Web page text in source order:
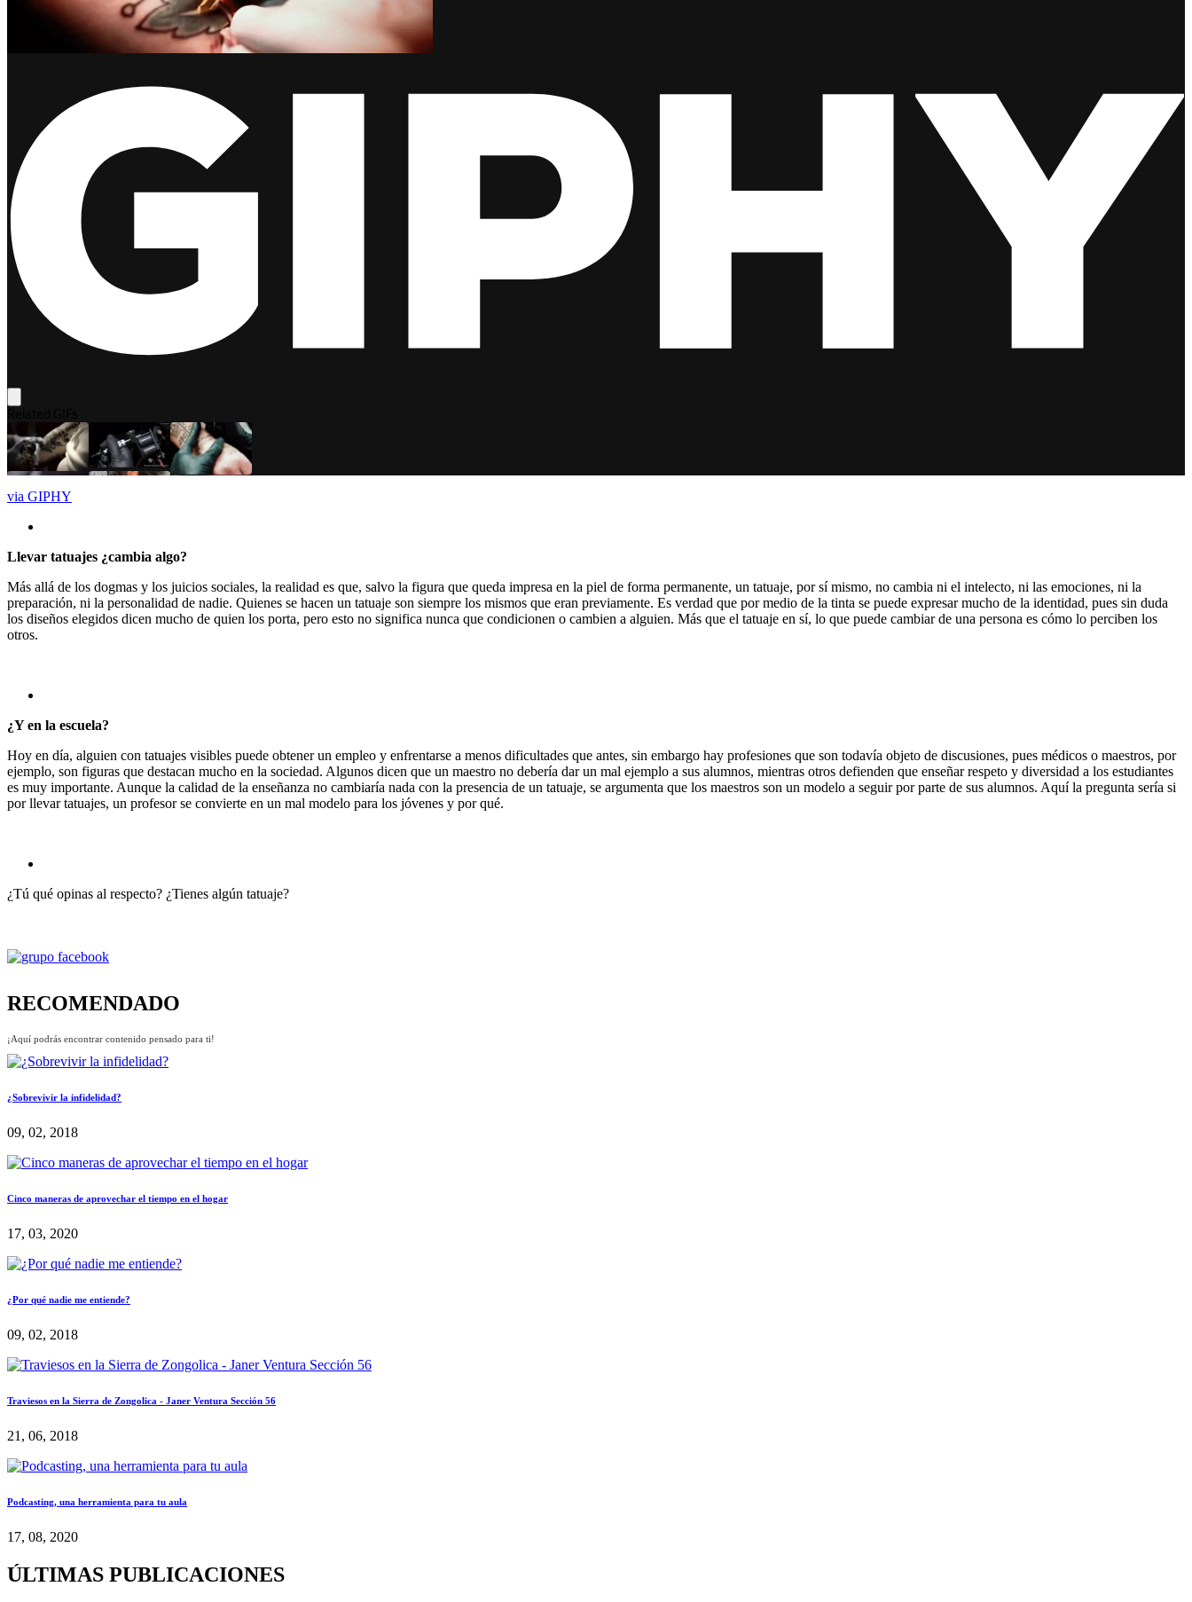
via GIPHY
Llevar tatuajes ¿cambia algo?
Más allá de los dogmas y los juicios sociales, la realidad es que, salvo la figura que queda impresa en la piel de forma permanente, un tatuaje, por sí mismo, no cambia ni el intelecto, ni las emociones, ni la
preparación, ni la personalidad de nadie. Quienes se hacen un tatuaje son siempre los mismos que eran previamente. Es verdad que por medio de la tinta se puede expresar mucho de la identidad, pues sin duda
los diseños elegidos dicen mucho de quien los porta, pero esto no significa nunca que condicionen o cambien a alguien. Más que el tatuaje en sí, lo que puede cambiar de una persona es cómo lo perciben los
otros.
¿Y en la escuela?
Hoy en día, alguien con tatuajes visibles puede obtener un empleo y enfrentarse a menos dificultades que antes, sin embargo hay profesiones que son todavía objeto de discusiones, pues médicos o maestros, por
ejemplo, son figuras que destacan mucho en la sociedad. Algunos dicen que un maestro no debería dar un mal ejemplo a sus alumnos, mientras otros defienden que enseñar respeto y diversidad a los estudiantes
es muy importante. Aunque la calidad de la enseñanza no cambiaría nada con la presencia de un tatuaje, se argumenta que los maestros son un modelo a seguir por parte de sus alumnos. Aquí la pregunta sería si
por llevar tatuajes, un profesor se convierte en un mal modelo para los jóvenes y por qué.
¿Tú qué opinas al respecto? ¿Tienes algún tatuaje?
RECOMENDADO
¡Aquí podrás encontrar contenido pensado para ti!
¿Sobrevivir la infidelidad?
09, 02, 2018
Cinco maneras de aprovechar el tiempo en el hogar
17, 03, 2020
¿Por qué nadie me entiende?
09, 02, 2018
Traviesos en la Sierra de Zongolica - Janer Ventura Sección 56
21, 06, 2018
Podcasting, una herramienta para tu aula
17, 08, 2020
ÚLTIMAS PUBLICACIONES